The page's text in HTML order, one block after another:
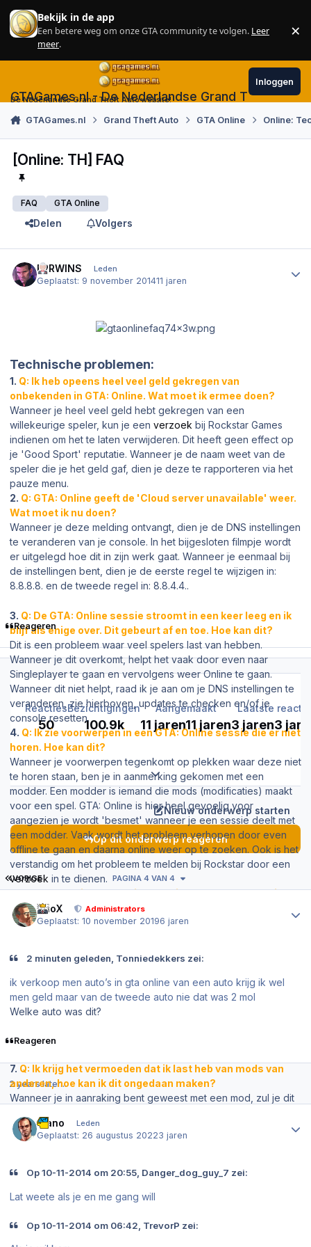
Skip to content
Bekijk in de app
Een betere weg om onze GTA community te volgen. Leer
meer.
×
GTAGames.nl - De Nederlandse Grand Theft Auto
De Nederlandse Grand Theft Auto website!
Inloggen
GTAGames.nl Grand Theft Auto GTA Online Online:
[Online: TH] FAQ
FAQ GTA Online
Delen Volgers
ERRWINS Leden
Geplaatst: 9 november 201411 jaren
Technische problemen:
1. Q: Ik heb opeens heel veel geld gekregen van
onbekenden in GTA: Online. Wat moet ik ermee doen?
Wanneer je heel veel geld hebt gekregen van een
willekeurige speler, kun je een verzoek bij Rockstar Games
indienen om het te laten verwijderen. Dit heeft geen effect op
je 'Good Sport' reputatie. Wanneer je de naam weet van de
speler die je het geld gaf, dien je deze te rapporteren via het
pauze menu.
2. Q: GTA: Online geeft de 'Cloud server unavailable' weer.
Wat moet ik nu doen?
Wanneer je deze melding ontvangt, dien je de DNS instellingen
te veranderen van je console. In het bijgesloten filmpje wordt
er uitgelegd hoe dit in zijn werk gaat. Wanneer je eenmaal bij
de instellingen bent, dien je de eerste regel te wijzigen in:
8.8.8.8. en de tweede regel in: 8.8.4.4..
3. Q: De GTA: Online sessie stroomt in een keer leeg en ik
blijf als enige over. Dit gebeurt af en toe. Hoe kan dit?
Dit is een probleem waar veel spelers last van hebben.
Wanneer je dit overkomt, helpt het vaak door even naar
Singleplayer te gaan en vervolgens weer Online te gaan.
Wanneer dit niet helpt, raad ik je aan om je DNS instellingen te
veranderen, zie hierboven, updates te checken en/of je
console resetten.
4. Q: Ik zie voorwerpen in een GTA: Online sessie die er niet
horen. Hoe kan dit?
Wanneer je voorwerpen tegenkomt op plekken waar deze niet
te horen staan, ben je in aanmerking gekomen met een
modder. Een modder is iemand die mods (modificaties) maakt
voor een spel. GTA: Online is hier heel gevoelig voor
aangezien je wordt 'besmet' wanneer je een sessie deelt met
een modder. Vaak wordt het probleem verhopen door even
offline te gaan en daarna online weer op te zoeken. Ook is het
verstandig om het probleem te melden bij Rockstar door een
verzoek in te dienen.
5.Q: Wanneer ik GTA: Online vanuit het laadscherm wil
laden, loopt het spel regelmatig vast. Hoe kan dit?
Er zijn nog enige problemen waar Rockstar momenteel hard
vanuit het laadscherm laadt, raad ik je aan om als eerst je
singleplayer te laden en vanuit daar je GTA: Online te laden.
6.Q: Ik wilde een playlist joinen, maar ik krijg de hele tijd de
meldingen: ''Player is not longer in session'' en ''The
session is full.''
heeft Rockstar er nog geen fout melding voor gemaakt.
7. Q: Ik krijg het vermoeden dat ik last heb van mods van
anderen, hoe kan ik dit ongedaan maken?
Wanneer je in aanraking bent geweest met een mod, zul je dit
ook andere mensen er mee 'besmetten'. De oplossing voor dit
probleem is vrij simpel. Je dient je cache even te wissen door
wordt de mod gewist en is de besmetting weg.
mijn voertuigen vernielen en objecten die er simpelweg
Waarschijnlijk ben je (onbewust) in aanmerking geweest met
een hacker en heeft hij dit bij je gedaan. Je kunt proberen je
Reageren
Reacties
50
Bezichtigingen
100.9k
Aangemaakt
11 jaren11 jaren
Laatste reactie
3 jaren3
Expand topic overview
Nieuw onderwerp starten
Op dit onderwerp reageren
EERSTE PAGINA
VORIGE PAGINA 4 VAN 4
PrioX Administrators
Geplaatst:10 november 20196 jaren
2 minuten geleden, Tonniedekkers zei:
ik verkoop men auto’s in gta online van een auto krijg ik wel
men geld maar van de tweede auto nie dat was 2 mol
Welke auto was dit?
Reageren
2 years later...
Piano Leden
Geplaatst: 26 augustus 20223 jaren
Op 10-11-2014 om 20:55, Danger_dog_guy_7 zei:
Lat weete als je en me gang will
Op 10-11-2014 om 06:42, TrevorP zei: